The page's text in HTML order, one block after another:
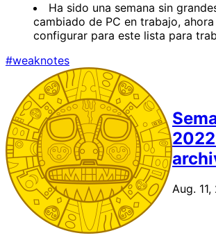
Ha sido una semana sin
cambiado de PC en trabajo,
configurar para este lista para
#weaknotes
Aug.